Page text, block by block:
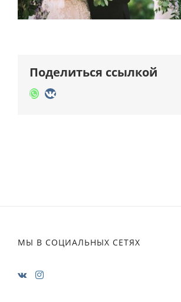
Поделиться ссылкой
Whatsapp
Vk
МЫ В СОЦИАЛЬНЫХ СЕТЯХ